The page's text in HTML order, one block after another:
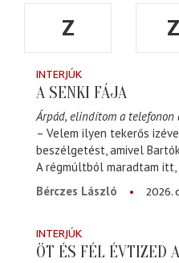
Z
INTERJÚK
A SENKI FÁJA
Árpád, elindítom a telefonon
– Velem ilyen tekerős
beszélgetést, amivel
A régmúltból maradtam itt,
Bérczes László
2026.
INTERJÚK
ÖT ÉS FÉL ÉVTIZED